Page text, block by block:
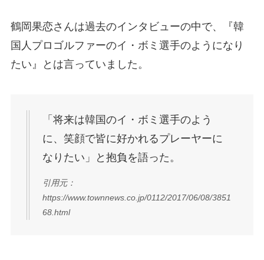
鶴岡果恋さんは過去のインタビューの中で、『韓
国人プロゴルファーのイ・ボミ選手のようになり
たい』とは言っていました。
「将来は韓国のイ・ボミ選手のよう
に、笑顔で皆に好かれるプレーヤーに
なりたい」と抱負を語った。
引用元：
https://www.townnews.co.jp/0112/2017/06/08/3851
68.html